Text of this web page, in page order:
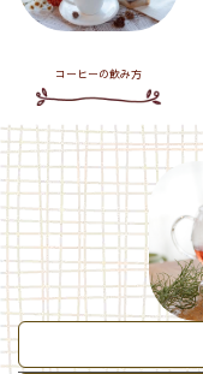
コーヒーの飲み方